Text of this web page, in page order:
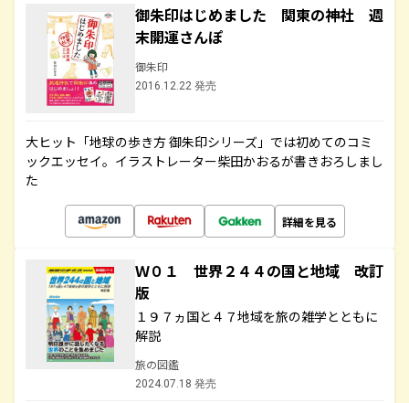
御朱印はじめました 関東の神社 週
末開運さんぽ
御朱印
2016.12.22 発売
大ヒット「地球の歩き方 御朱印シリーズ」では初めてのコミ
ックエッセイ。イラストレーター柴田かおるが書きおろしまし
た
詳細を見る
Ｗ０１ 世界２４４の国と地域 改訂
版
１９７ヵ国と４７地域を旅の雑学とともに
解説
旅の図鑑
2024.07.18 発売